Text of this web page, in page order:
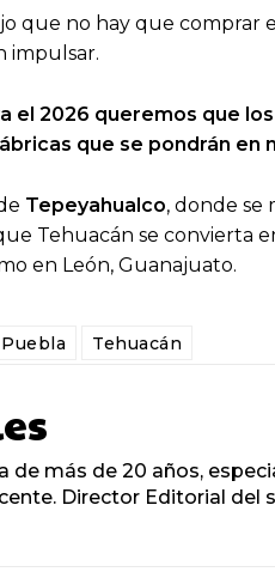
que no hay que comprar
impulsar.
el 2026 queremos que
que se pondrán en
Tepeyahualco, donde se
Tehuacán se convierta
en León, Guanajuato.
Puebla Tehuacán
más de 20 años,
Director Editorial del